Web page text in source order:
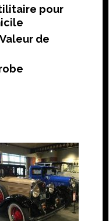
pour
de